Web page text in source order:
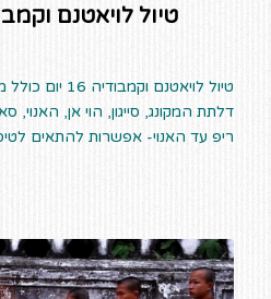
טיול לויאטנם
טיול לויאטנם
דלתת המקונג, סייגון, הוי אן,
ריפ עד האנוי- אפשרות להתאים